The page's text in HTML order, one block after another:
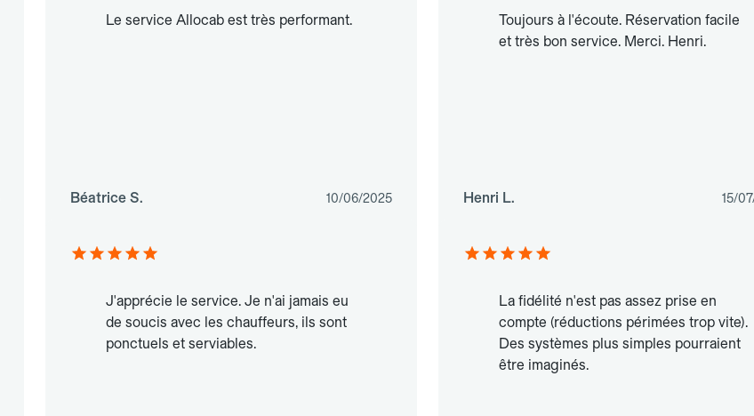
Le service Allocab est très performant.
Béatrice S. 10/06/2025
Toujours à l'écoute. Réservation facile
et très bon service. Merci. Henri.
Henri L. 15/
J'apprécie le service. Je n'ai jamais eu
de soucis avec les chauffeurs, ils sont
ponctuels et serviables.
La fidélité n'est pas assez prise en
compte (réductions périmées trop vite).
Des systèmes plus simples pourraient
être imaginés.